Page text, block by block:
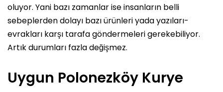
oluyor. Yani bazı zamanlar ise insanların belli
sebeplerden dolayı bazı ürünleri yada yazıları-
evrakları karşı tarafa göndermeleri gerekebiliyor.
Artık durumları fazla değişmez.
Uygun Polonezköy Kurye